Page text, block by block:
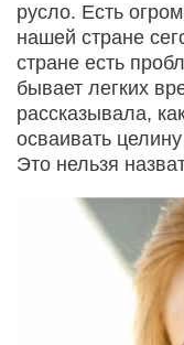
русло. Есть
нашей стране
стране есть
бывает легких
рассказывала,
осваивать
Это нельзя